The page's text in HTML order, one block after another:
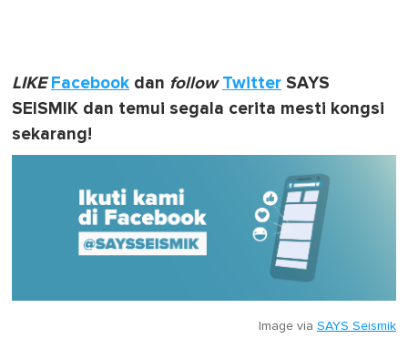
LIKE Facebook dan follow Twitter SAYS
SEISMIK dan temui segala cerita mesti kongsi
sekarang!
Image via SAYS Seismik